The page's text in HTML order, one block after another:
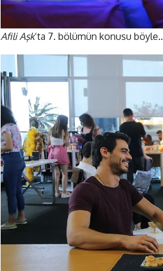
Afili Aşk‘ta 7. bölümün konusu